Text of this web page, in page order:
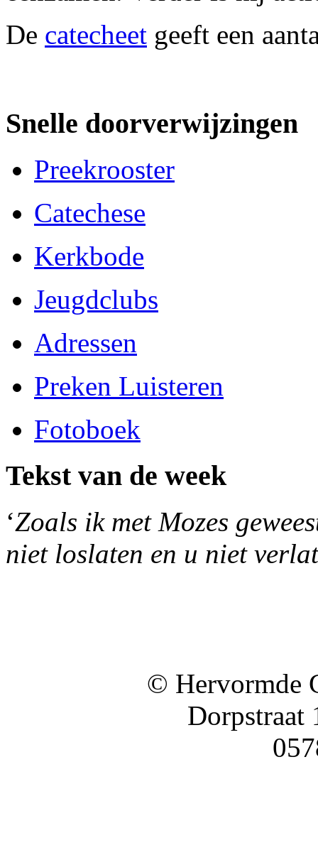
De catecheet geeft een
Snelle doorverwijzingen
Preekrooster
Catechese
Kerkbode
Jeugdclubs
Adressen
Preken Luisteren
Fotoboek
Tekst van de week
‘Zoals ik met Mozes
niet loslaten en u niet
© Hervormde
Dorpstraat